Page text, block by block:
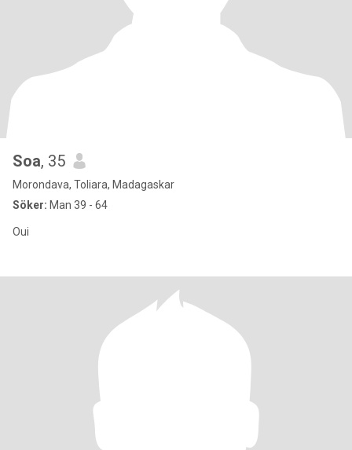
Soa, 35
Morondava, Toliara, Madagaskar
Söker: Man 39 - 64
Oui